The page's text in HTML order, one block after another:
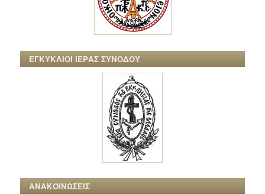
ΕΓΚΥΚΛΙΟΙ ΙΕΡΑΣ ΣΥΝΟΔΟΥ
ΑΝΑΚΟΙΝΩΣΕΙΣ